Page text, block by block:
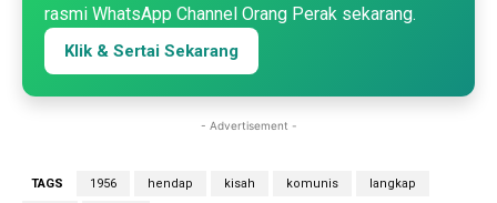
rasmi WhatsApp Channel Orang Perak sekarang.
Klik & Sertai Sekarang
- Advertisement -
TAGS 1956 hendap kisah komunis langkap